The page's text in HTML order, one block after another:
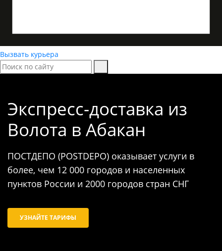
Вызвать курьера
Экспресс-доставка из
Волота в Абакан
ПОСТДЕПО (POSTDEPO) оказывает услуги в
более, чем 12 000 городов и населенных
пунктов России и 2000 городов стран СНГ
УЗНАЙТЕ ТАРИФЫ